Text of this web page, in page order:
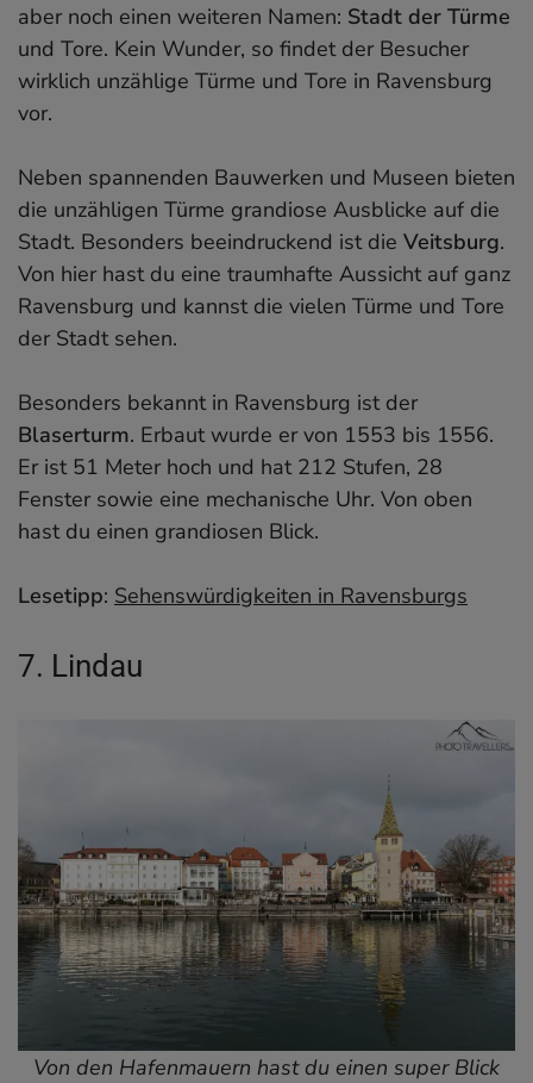
aber noch einen weiteren Namen: Stadt der Türme
und Tore. Kein Wunder, so findet der Besucher
wirklich unzählige Türme und Tore in Ravensburg
vor.
Neben spannenden Bauwerken und Museen bieten
die unzähligen Türme grandiose Ausblicke auf die
Stadt. Besonders beeindruckend ist die Veitsburg.
Von hier hast du eine traumhafte Aussicht auf ganz
Ravensburg und kannst die vielen Türme und Tore
der Stadt sehen.
Besonders bekannt in Ravensburg ist der
Blaserturm. Erbaut wurde er von 1553 bis 1556.
Er ist 51 Meter hoch und hat 212 Stufen, 28
Fenster sowie eine mechanische Uhr. Von oben
hast du einen grandiosen Blick.
Lesetipp: Sehenswürdigkeiten in Ravensburgs
7. Lindau
Von den Hafenmauern hast du einen super Blick